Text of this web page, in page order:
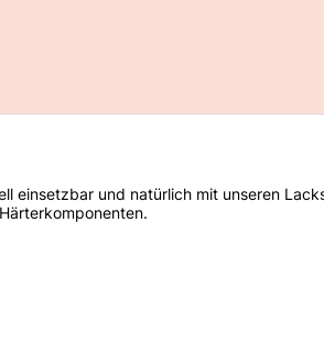
einsetzbar und natürlich mit unseren